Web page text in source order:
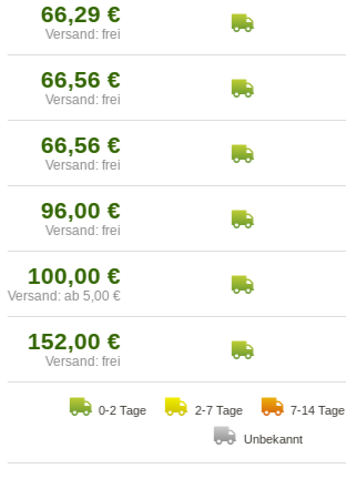
66,29 €
Versand: frei
66,56 €
Versand: frei
66,56 €
Versand: frei
96,00 €
Versand: frei
100,00 €
Versand: ab 5,00 €
152,00 €
Versand: frei
0-2 Tage 2-7 Tage 7-14 Tage
Unbekannt